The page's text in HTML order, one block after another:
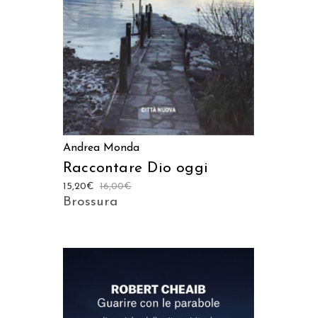
Andrea Monda
Raccontare Dio oggi
16,00€
15,20€
Brossura